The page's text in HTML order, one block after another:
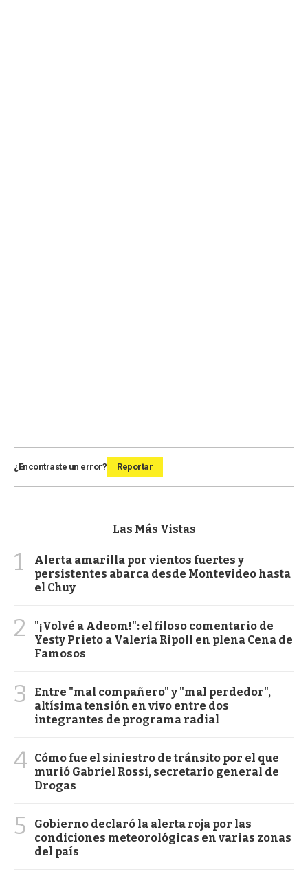
¿Encontraste un error? Reportar
Las Más Vistas
1
Alerta amarilla por vientos fuertes y
persistentes abarca desde Montevideo hasta
el Chuy
2
"¡Volvé a Adeom!": el filoso comentario de
Yesty Prieto a Valeria Ripoll en plena Cena de
Famosos
3
Entre "mal compañero" y "mal perdedor",
altísima tensión en vivo entre dos
integrantes de programa radial
4 Cómo fue el siniestro de tránsito por el que
murió Gabriel Rossi, secretario general de
Drogas
5
Gobierno declaró la alerta roja por las
condiciones meteorológicas en varias zonas
del país